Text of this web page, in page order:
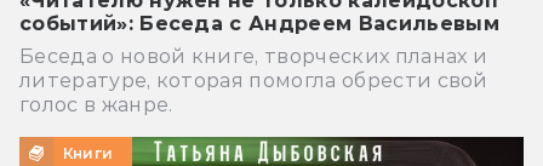
событий»: Беседа с Андреем Васильевым
Беседа о новой книге, творческих планах и
литературе, которая помогла обрести свой
голос в жанре.
Книги